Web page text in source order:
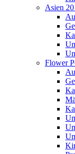
Asien
Flower